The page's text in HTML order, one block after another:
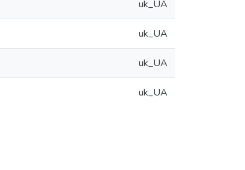
uk_UA
uk_UA
uk_UA
uk_UA